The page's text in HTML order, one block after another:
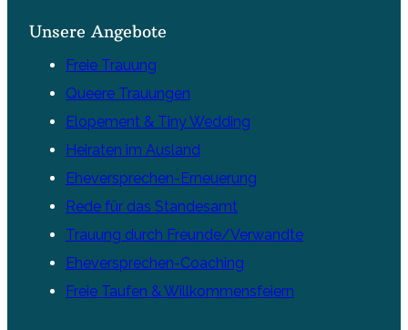
Unsere Angebote
Freie Trauung
Queere Trauungen
Elopement & Tiny Wedding
Heiraten im Ausland
Eheversprechen-Erneuerung
Rede für das Standesamt
Trauung durch Freunde/Verwandte
Eheversprechen-Coaching
Freie Taufen & Willkommensfeiern